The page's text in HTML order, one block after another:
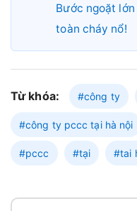
Bước ngoặt
toàn cháy nổ!
Từ khóa: #công ty
#công ty pccc tại hà nội
#pccc #tại #tai